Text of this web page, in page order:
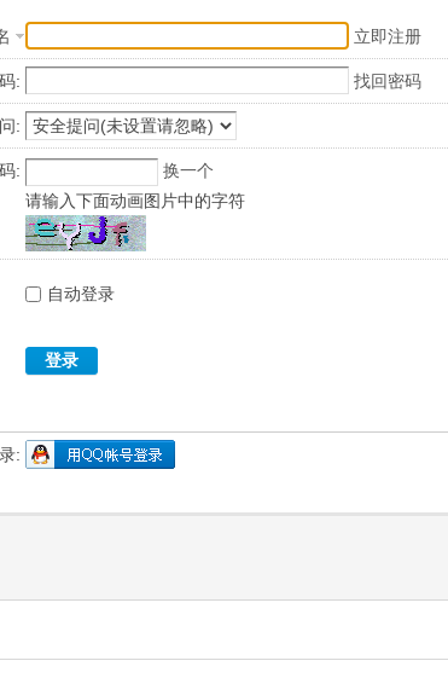
立即注册
: 找回密码
:
:
换一个
请输入下面动画图片中的字符
自动登录
登录
: